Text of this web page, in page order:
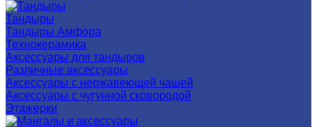
Тандыры
Тандыры Амфора
Технокерамика
Аксессуары для тандыров
Различные аксессуары
Аксессуары с нержавеющей чашей
Аксессуары с чугунной сковородой
Этажерки